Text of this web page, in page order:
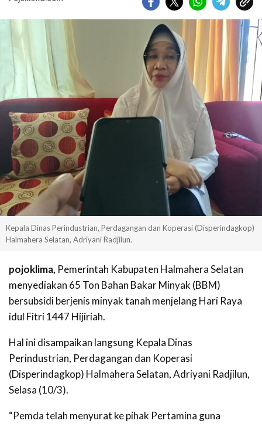
Kepala Dinas Perindustrian, Perdagangan dan Koperasi (Disperindagkop)
Halmahera Selatan, Adriyani Radjilun.
pojoklima, Pemerintah Kabupaten Halmahera Selatan
menyediakan 65 Ton Bahan Bakar Minyak (BBM)
bersubsidi berjenis minyak tanah menjelang Hari Raya
idul Fitri 1447 Hijiriah.
Hal ini disampaikan langsung Kepala Dinas
Perindustrian, Perdagangan dan Koperasi
(Disperindagkop) Halmahera Selatan, Adriyani Radjilun,
Selasa (10/3).
“Pemda telah menyurat ke pihak Pertamina guna